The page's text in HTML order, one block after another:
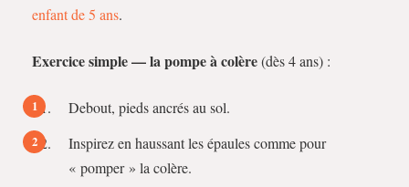
enfant de 5 ans.
Exercice simple — la pompe à colère(dès 4 ans) :
Debout, pieds ancrés au sol.
Inspirez en haussant les épaules comme pour
« pomper » la colère.